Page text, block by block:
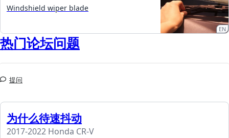
Windshield wiper blade
EN
热门论坛问题
提问
为什么待速抖动
2017-2022 Honda CR-V